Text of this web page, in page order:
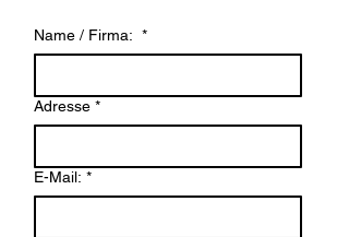
Name / Firma: *
Adresse *
E-Mail: *